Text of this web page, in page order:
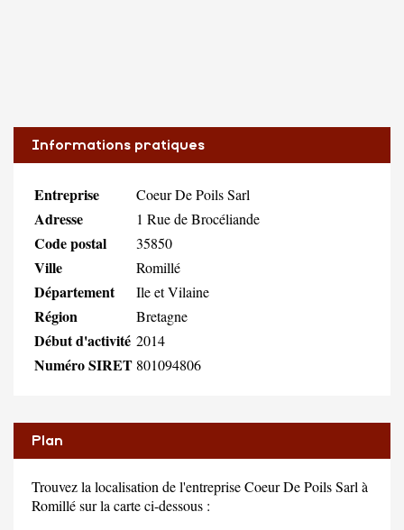
Informations pratiques
Entreprise Coeur De Poils Sarl
Adresse 1 Rue de Brocéliande
Code postal 35850
Ville Romillé
Département Ile et Vilaine
Région Bretagne
Début d'activité 2014
Numéro SIRET 801094806
Plan
Trouvez la localisation de l'entreprise Coeur De Poils Sarl à
Romillé sur la carte ci-dessous :